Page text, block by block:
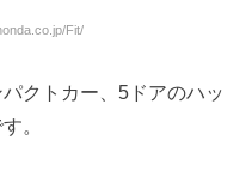
Fit/
クトカー、5ドアのハッ
。